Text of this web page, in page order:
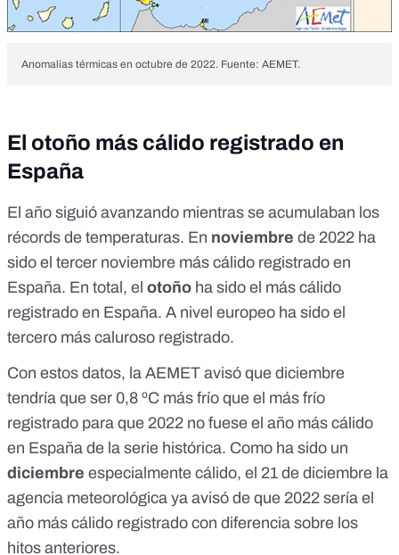
Anomalías térmicas en octubre de 2022. Fuente: AEMET.
El otoño más cálido registrado en
España
El año siguió avanzando mientras se acumulaban los
récords de temperaturas. En noviembre de 2022 ha
sido el tercer noviembre más cálido registrado en
España. En total, el otoño ha sido el más cálido
registrado en España. A nivel europeo ha sido el
tercero más caluroso registrado.
Con estos datos, la AEMET avisó que diciembre
tendría que ser 0,8 ºC más frío que el más frío
registrado para que 2022 no fuese el año más cálido
en España de la serie histórica. Como ha sido un
diciembre especialmente cálido, el 21 de diciembre la
agencia meteorológica ya avisó de que 2022 sería el
año más cálido registrado con diferencia sobre los
hitos anteriores.